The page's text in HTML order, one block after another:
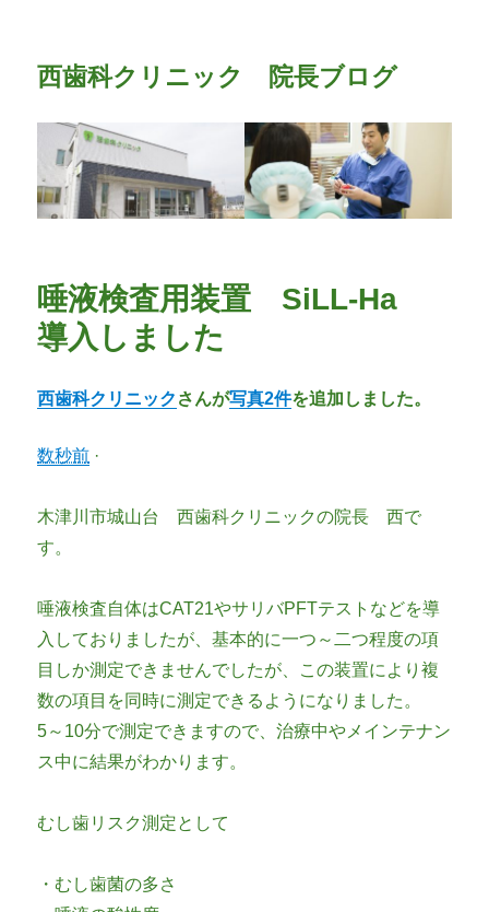
西歯科クリニック 院長ブログ
唾液検査用装置 SiLL-Ha
導入しました
西歯科クリニック さんが写真2件を追加しました。
数秒前 ·
木津川市城山台 西歯科クリニックの院長 西で
す。
唾液検査自体はCAT21やサリバPFTテストなどを導
入しておりましたが、基本的に一つ～二つ程度の項
目しか測定できませんでしたが、この装置により複
数の項目を同時に測定できるようになりました。
5～10分で測定できますので、治療中やメインテナン
ス中に結果がわかります。
むし歯リスク測定として
・むし歯菌の多さ